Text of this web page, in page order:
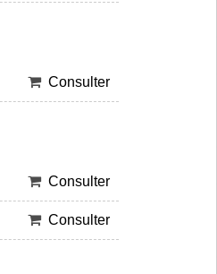
Consulter
Consulter
Consulter